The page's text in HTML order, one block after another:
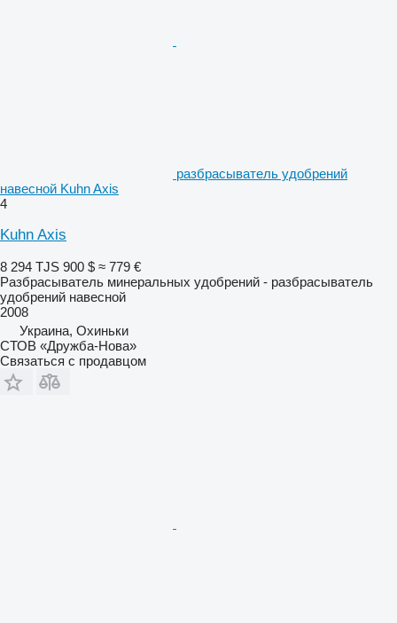
разбрасыватель удобрений
навесной Kuhn Axis
4
Kuhn Axis
8 294 TJS 900 $ ≈ 779 €
Разбрасыватель минеральных удобрений - разбрасыватель
удобрений навесной
2008
Украина, Охиньки
СТОВ «Дружба-Нова»
Связаться с продавцом